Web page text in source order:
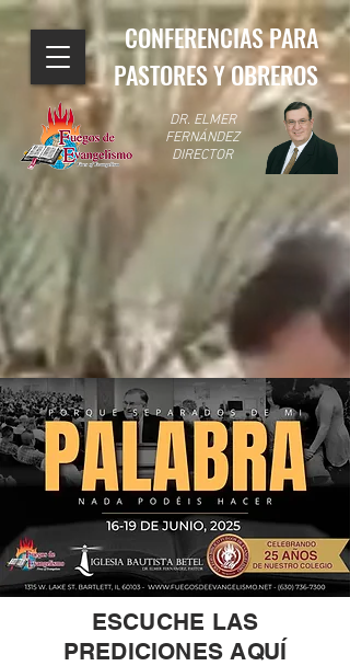
DR. ELMER
FERNÁNDEZ
DIRECTOR
CONFERENCIAS PARA
PASTORES Y OBREROS
ESCUCHE LAS
PREDICIONES AQUÍ